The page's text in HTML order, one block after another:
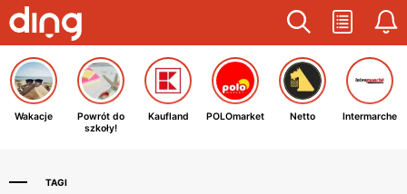
Wakacje
Powrót do
szkoły!
Kaufland POLOmarket Netto Intermarche
TAGI